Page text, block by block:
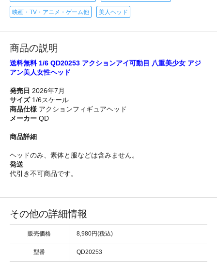
映画・TV・アニメ・ゲーム他 美人ヘッド
商品の説明
送料無料 1/6 QD20253 アクションアイ可動目 八重美少女 アジ
アン美人女性ヘッド
発売日 2026年7月
サイズ1/6スケール
商品仕様 アクションフィギュアヘッド
メーカー QD
商品詳細
ヘッドのみ、素体と服などは含みません。
発送
代引き不可商品です。
その他の詳細情報
販売価格 8,980円(税込)
型番 QD20253